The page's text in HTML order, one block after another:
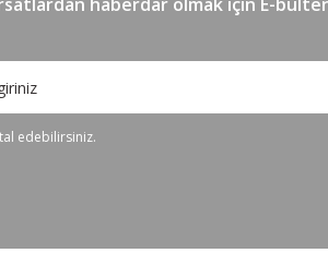
edebilirsiniz.